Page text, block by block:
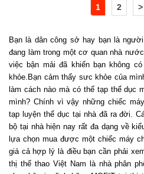
1 2 >
Bạn là dân công sở hay bạn là
đang làm trong một cơ quan nhà
việc bận mải đã khiến bạn không
khỏe.Bạn cảm thấy sưc khỏe của
làm cách nào mà có thể tạp thể dục
mình? Chính vì vậy những chiếc
tạp luyện thể dục tại nhà đã ra đời.
bộ tại nhà hiện nay rất đa dạng về
lựa chọn mua được một chiếc máy
giá cả hợp lý là điều bạn cần phải
thị thể thao Việt Nam là nhà phân